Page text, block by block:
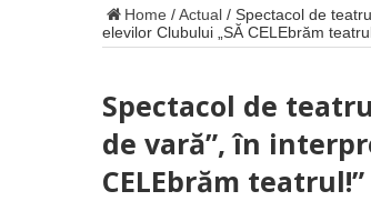
Home /Actual / Spectacol de
elevilor Clubului „SĂ CELEbrăm
Spectacol de
de vară”, în
CELEbrăm teatrul!”